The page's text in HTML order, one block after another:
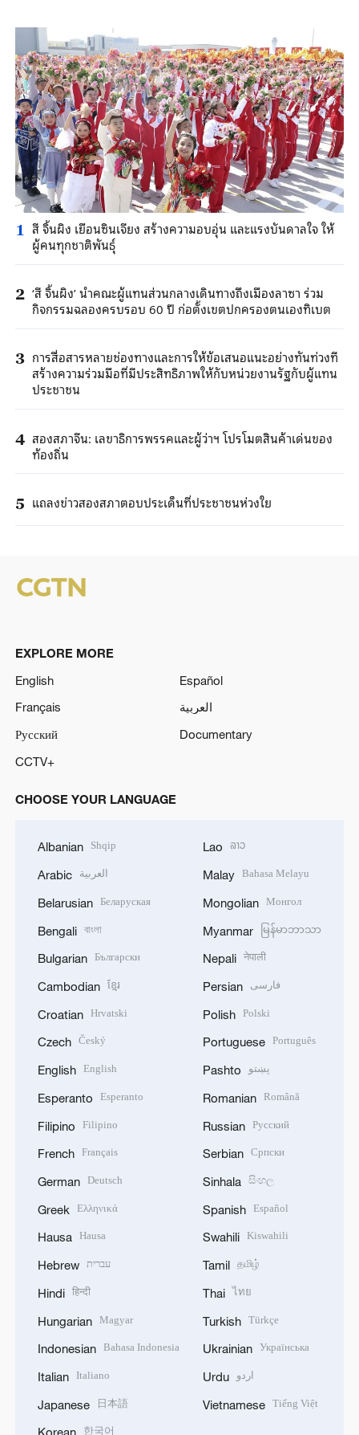
1 สี จิ้นผิง เยือนซินเจียง สร้างความอบอุ่น และแรงบันดาลใจ ให้
ผู้คนทุกชาติพันธุ์
2 ‘สี จิ้นผิง’ นำคณะผู้แทนส่วนกลางเดินทางถึงเมืองลาซา ร่วม
กิจกรรมฉลองครบรอบ 60 ปี ก่อตั้งเขตปกครองตนเองทิเบต
3 การสื่อสารหลายช่องทางและการให้ข้อเสนอแนะอย่างทันท่วงที
สร้างความร่วมมือที่มีประสิทธิภาพให้กับหน่วยงานรัฐกับผู้แทน
ประชาชน
4 สองสภาจีน: เลขาธิการพรรคและผู้ว่าฯ โปรโมตสินค้าเด่นของ
ท้องถิ่น
5 แถลงข่าวสองสภาตอบประเด็นที่ประชาชนห่วงใย
EXPLORE MORE
English
Español
Français
العربية
Русский
Documentary
CCTV+
CHOOSE YOUR LANGUAGE
Albanian Shqip
Arabic العربية
Belarusian Беларуская
Bengali বাংলা
Bulgarian Български
Cambodian ខ្មែរ
Croatian Hrvatski
Czech Český
English English
Esperanto Esperanto
Filipino Filipino
French Français
German Deutsch
Greek Ελληνικά
Hausa Hausa
Hebrew עברית
Hindi हिन्दी
Hungarian Magyar
Indonesian Bahasa Indonesia
Italian Italiano
Japanese 日本語
한국어
Lao ລາວ
Malay Bahasa Melayu
Mongolian Монгол
Myanmar မြန်မာဘာသာ
Nepali नेपाली
Persian فارسی
Polish Polski
Portuguese Português
Pashto پښتو
Romanian Română
Russian Русский
Serbian Српски
Sinhala සිංහල
Spanish Español
Swahili Kiswahili
Tamil தமிழ்
Thai ไทย
Turkish Türkçe
Ukrainian Українська
Urdu اردو
Vietnamese Tiếng Việt